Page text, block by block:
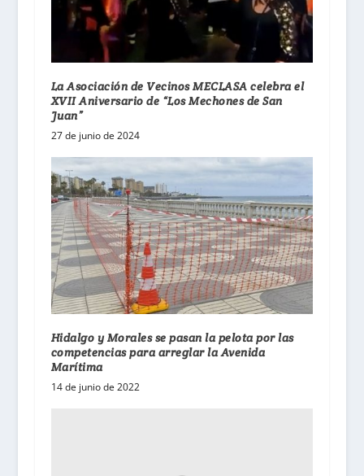
La Asociación de Vecinos MECLASA celebra el
XVII Aniversario de “Los Mechones de San
Juan”
27 de junio de 2024
Hidalgo y Morales se pasan la pelota por las
competencias para arreglar la Avenida
Marítima
14 de junio de 2022